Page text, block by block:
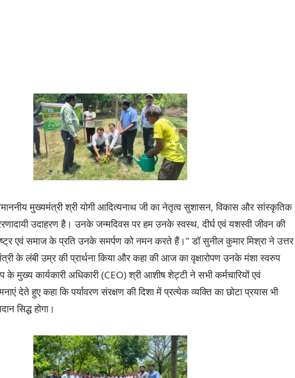
मुख्यमंत्री श्री योगी आदित्यनाथ जी का नेतृत्व सुशासन, विकास और सांस्कृतिक
उदाहरण है। उनके जन्मदिवस पर हम उनके स्वस्थ, दीर्घ एवं यशस्वी जीवन की
एवं समाज के प्रति उनके समर्पण को नमन करते हैं।” डॉ सुनील कुमार मिश्रा ने उत्तर
के लंबी उम्र की प्रार्थना किया और कहा की आज का वृक्षारोपण उनके मंशा स्वरुप
कार्यकारी अधिकारी (CEO) श्री आशीष शेट्टी ने सभी कर्मचारियों एवं
देते हुए कहा कि पर्यावरण संरक्षण की दिशा में प्रत्येक व्यक्ति का छोटा प्रयास भी
सिद्ध होगा।